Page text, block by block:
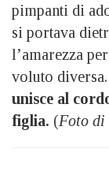
pimpanti di
si portava
l’amarezza
voluto diversa.
unisce al
figlia. (Foto di